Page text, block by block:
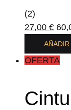
(2)
27,00 €
OFERTA